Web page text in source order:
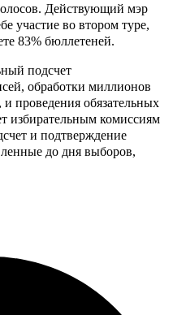
Действующий мэр
участие во втором туре,
83% бюллетеней.
подсчет
обработки миллионов
проведения обязательных
избирательным комиссиям
и подтверждение
до дня выборов,